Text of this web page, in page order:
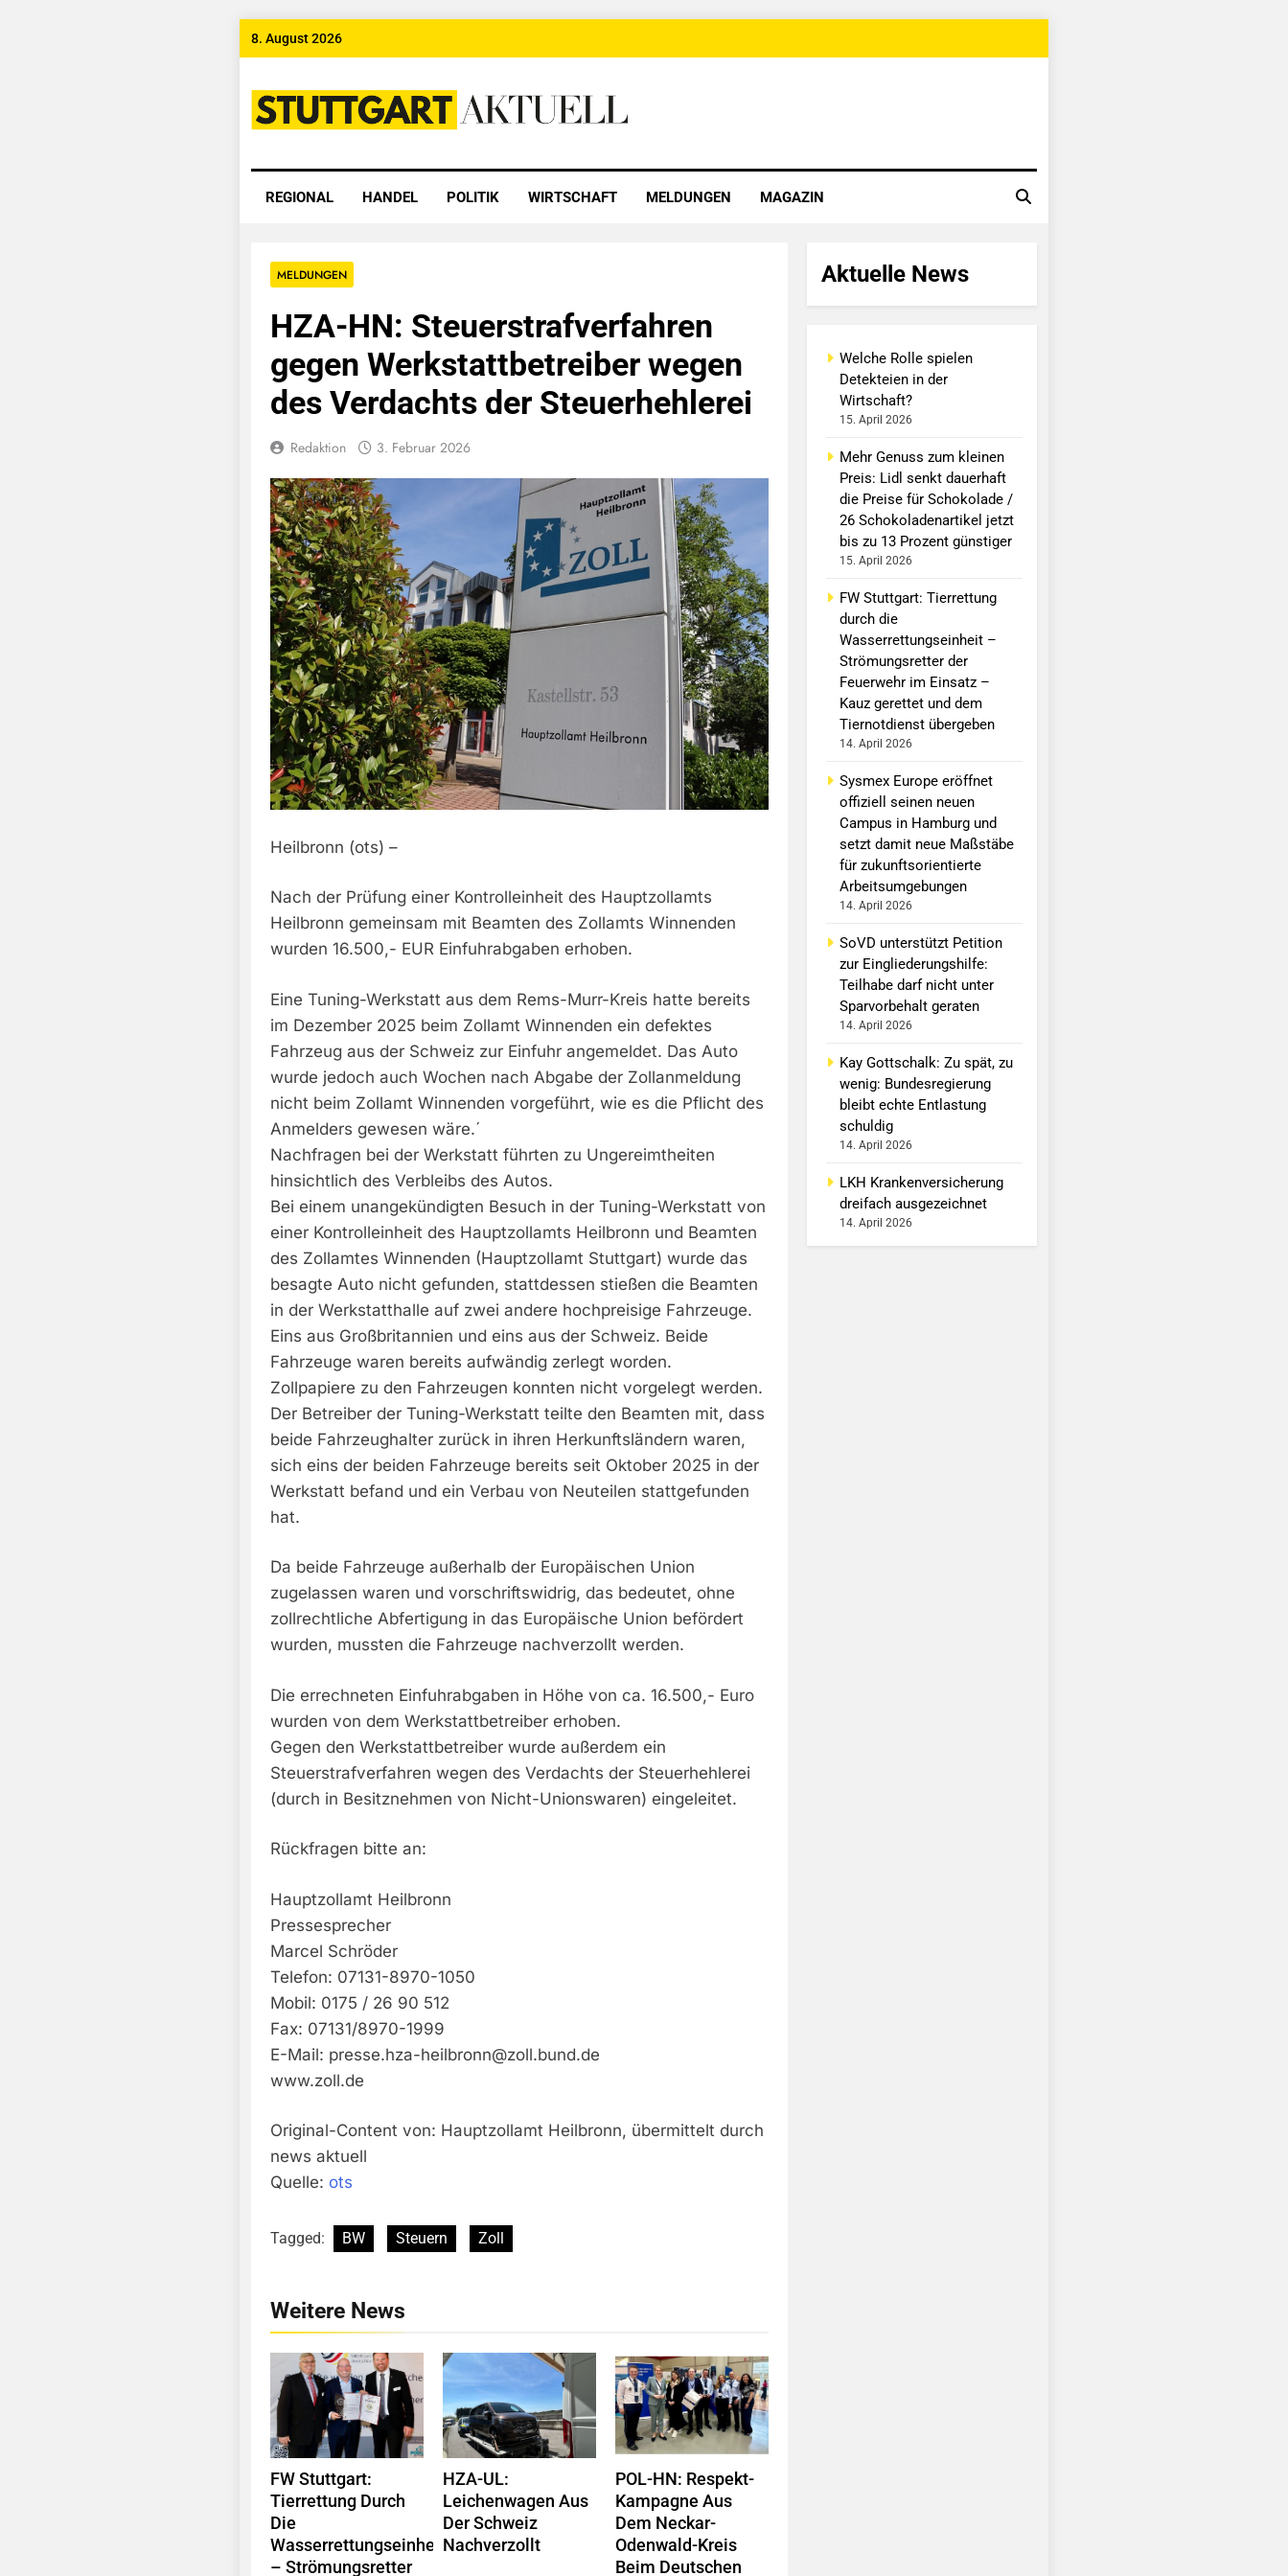
Skip
8. August 2026
Stuttgart Aktuell
REGIONAL HANDEL POLITIK WIRTSCHAFT MELDUNGEN MAGAZIN
MELDUNGEN
HZA-HN: Steuerstrafverfahren
gegen Werkstattbetreiber wegen
des Verdachts der Steuerhehlerei
Redaktion 3. Februar 2026
Heilbronn (ots) –
Nach der Prüfung einer Kontrolleinheit des Hauptzollamts
Heilbronn gemeinsam mit Beamten des Zollamts Winnenden
wurden 16.500,- EUR Einfuhrabgaben erhoben.
Eine Tuning-Werkstatt aus dem Rems-Murr-Kreis hatte bereits
im Dezember 2025 beim Zollamt Winnenden ein defektes
Fahrzeug aus der Schweiz zur Einfuhr angemeldet. Das Auto
wurde jedoch auch Wochen nach Abgabe der Zollanmeldung
nicht beim Zollamt Winnenden vorgeführt, wie es die Pflicht des
Anmelders gewesen wäre.´
Nachfragen bei der Werkstatt führten zu Ungereimtheiten
hinsichtlich des Verbleibs des Autos.
Bei einem unangekündigten Besuch in der Tuning-Werkstatt von
einer Kontrolleinheit des Hauptzollamts Heilbronn und Beamten
des Zollamtes Winnenden (Hauptzollamt Stuttgart) wurde das
besagte Auto nicht gefunden, stattdessen stießen die Beamten
in der Werkstatthalle auf zwei andere hochpreisige Fahrzeuge.
Eins aus Großbritannien und eins aus der Schweiz. Beide
Fahrzeuge waren bereits aufwändig zerlegt worden.
Zollpapiere zu den Fahrzeugen konnten nicht vorgelegt werden.
Der Betreiber der Tuning-Werkstatt teilte den Beamten mit, dass
beide Fahrzeughalter zurück in ihren Herkunftsländern waren,
sich eins der beiden Fahrzeuge bereits seit Oktober 2025 in der
Werkstatt befand und ein Verbau von Neuteilen stattgefunden
hat.
Da beide Fahrzeuge außerhalb der Europäischen Union
zugelassen waren und vorschriftswidrig, das bedeutet, ohne
zollrechtliche Abfertigung in das Europäische Union befördert
wurden, mussten die Fahrzeuge nachverzollt werden.
Die errechneten Einfuhrabgaben in Höhe von ca. 16.500,- Euro
wurden von dem Werkstattbetreiber erhoben.
Gegen den Werkstattbetreiber wurde außerdem ein
Steuerstrafverfahren wegen des Verdachts der Steuerhehlerei
(durch in Besitznehmen von Nicht-Unionswaren) eingeleitet.
Rückfragen bitte an:
Hauptzollamt Heilbronn
Pressesprecher
Marcel Schröder
Telefon: 07131-8970-1050
Mobil: 0175 / 26 90 512
Fax: 07131/8970-1999
E-Mail: presse.hza-heilbronn@zoll.bund.de
www.zoll.de
Original-Content von: Hauptzollamt Heilbronn, übermittelt durch
news aktuell
Quelle: ots
Tagged: BW Steuern Zoll
Weitere News
FW Stuttgart:
Tierrettung Durch
Die
Wasserrettungseinheit
– Strömungsretter
HZA-UL:
Leichenwagen Aus
Der Schweiz
Nachverzollt
POL-HN: Respekt-
Kampagne Aus
Dem Neckar-
Odenwald-Kreis
Beim Deutschen
Aktuelle News
Welche Rolle spielen
Detekteien in der
Wirtschaft?
15. April 2026
Mehr Genuss zum kleinen
Preis: Lidl senkt dauerhaft
die Preise für Schokolade /
26 Schokoladenartikel jetzt
bis zu 13 Prozent günstiger
15. April 2026
FW Stuttgart: Tierrettung
durch die
Wasserrettungseinheit –
Strömungsretter der
Feuerwehr im Einsatz –
Kauz gerettet und dem
Tiernotdienst übergeben
14. April 2026
Sysmex Europe eröffnet
offiziell seinen neuen
Campus in Hamburg und
setzt damit neue Maßstäbe
für zukunftsorientierte
Arbeitsumgebungen
14. April 2026
SoVD unterstützt Petition
zur Eingliederungshilfe:
Teilhabe darf nicht unter
Sparvorbehalt geraten
14. April 2026
Kay Gottschalk: Zu spät, zu
wenig: Bundesregierung
bleibt echte Entlastung
schuldig
14. April 2026
LKH Krankenversicherung
dreifach ausgezeichnet
14. April 2026